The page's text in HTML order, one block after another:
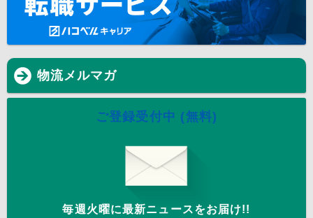
物流メルマガ
ご登録受付中 (無料)
毎週火曜に最新ニュースをお届け!!